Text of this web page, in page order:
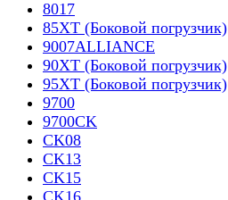
8017
85XT (Боковой погрузчик)
9007ALLIANCE
90XT (Боковой погрузчик)
95XT (Боковой погрузчик)
9700
9700CK
CK08
CK13
CK15
CK16